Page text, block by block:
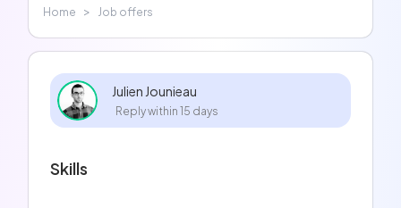
Home > Job offers
Julien Jounieau
Reply within 15 days
Skills